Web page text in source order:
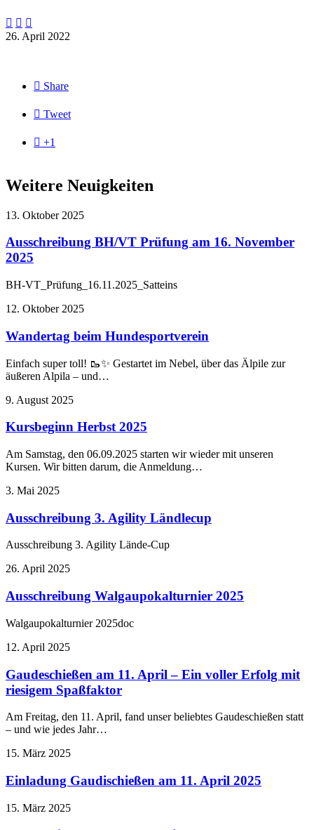
  
26. April 2022
 Share
 Tweet
 +1
Weitere Neuigkeiten
13. Oktober 2025
Ausschreibung BH/VT Prüfung am 16. November
2025
BH-VT_Prüfung_16.11.2025_Satteins
12. Oktober 2025
Wandertag beim Hundesportverein
Einfach super toll! 🥾✨ Gestartet im Nebel, über das Älpile zur
äußeren Alpila – und…
9. August 2025
Kursbeginn Herbst 2025
Am Samstag, den 06.09.2025 starten wir wieder mit unseren
Kursen. Wir bitten darum, die Anmeldung…
3. Mai 2025
Ausschreibung 3. Agility Ländlecup
Ausschreibung 3. Agility Lände-Cup
26. April 2025
Ausschreibung Walgaupokalturnier 2025
Walgaupokalturnier 2025doc
12. April 2025
Gaudeschießen am 11. April – Ein voller Erfolg mit
riesigem Spaßfaktor
Am Freitag, den 11. April, fand unser beliebtes Gaudeschießen statt
– und wie jedes Jahr…
15. März 2025
Einladung Gaudischießen am 11. April 2025
15. März 2025